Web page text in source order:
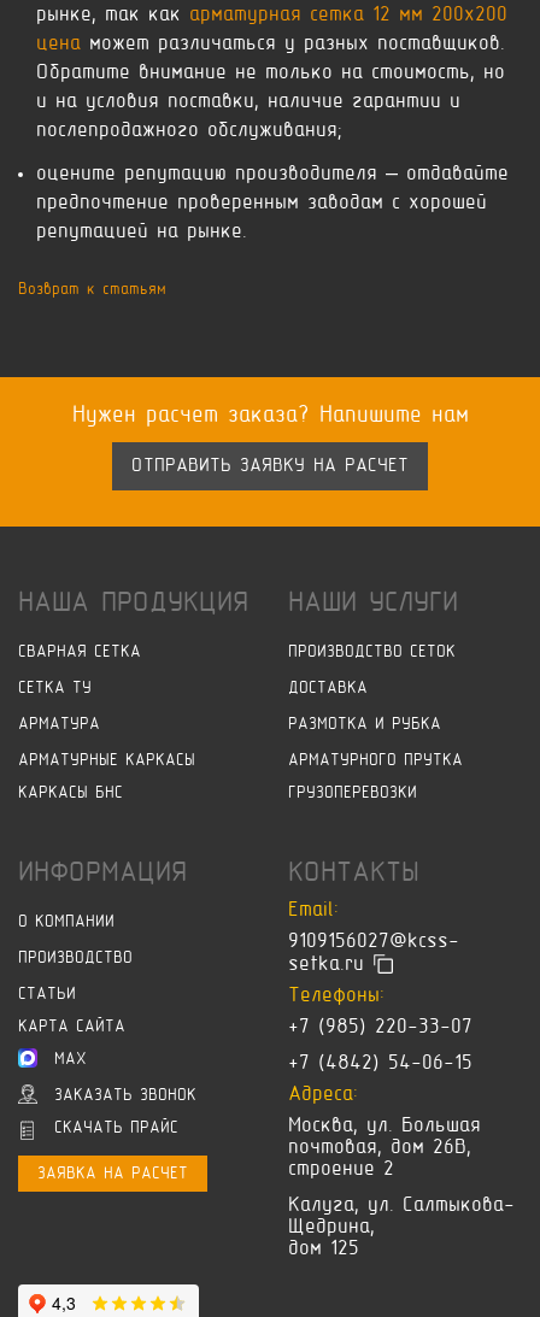
рынке, так как арматурная сетка 12 мм 200х200
цена может различаться у разных поставщиков.
Обратите внимание не только на стоимость, но
и на условия поставки, наличие гарантии и
послепродажного обслуживания;
оцените репутацию производителя – отдавайте
предпочтение проверенным заводам с хорошей
репутацией на рынке.
Возврат к статьям
Нужен расчет заказа? Напишите нам
ОТПРАВИТЬ ЗАЯВКУ НА РАСЧЕТ
НАША ПРОДУКЦИЯ
СВАРНАЯ СЕТКА
СЕТКА ТУ
АРМАТУРА
АРМАТУРНЫЕ КАРКАСЫ
КАРКАСЫ БНС
НАШИ УСЛУГИ
ПРОИЗВОДСТВО СЕТОК
ДОСТАВКА
РАЗМОТКА И РУБКА
АРМАТУРНОГО ПРУТКА
ГРУЗОПЕРЕВОЗКИ
ИНФОРМАЦИЯ
О КОМПАНИИ
ПРОИЗВОДСТВО
СТАТЬИ
КАРТА САЙТА
MAX
ЗАКАЗАТЬ ЗВОНОК
СКАЧАТЬ ПРАЙС
ЗАЯВКА НА РАСЧЕТ
КОНТАКТЫ
Email:
9109156027@kcss-
setka.ru
Телефоны:
+7 (985) 220-33-07
+7 (4842) 54-06-15
Адреса:
Москва, ул. Большая
почтовая, дом 26В,
строение 2
Калуга, ул. Салтыкова-
Щедрина,
дом 125